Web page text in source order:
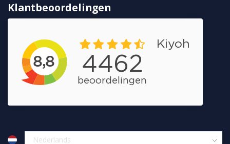
Klantbeoordelingen